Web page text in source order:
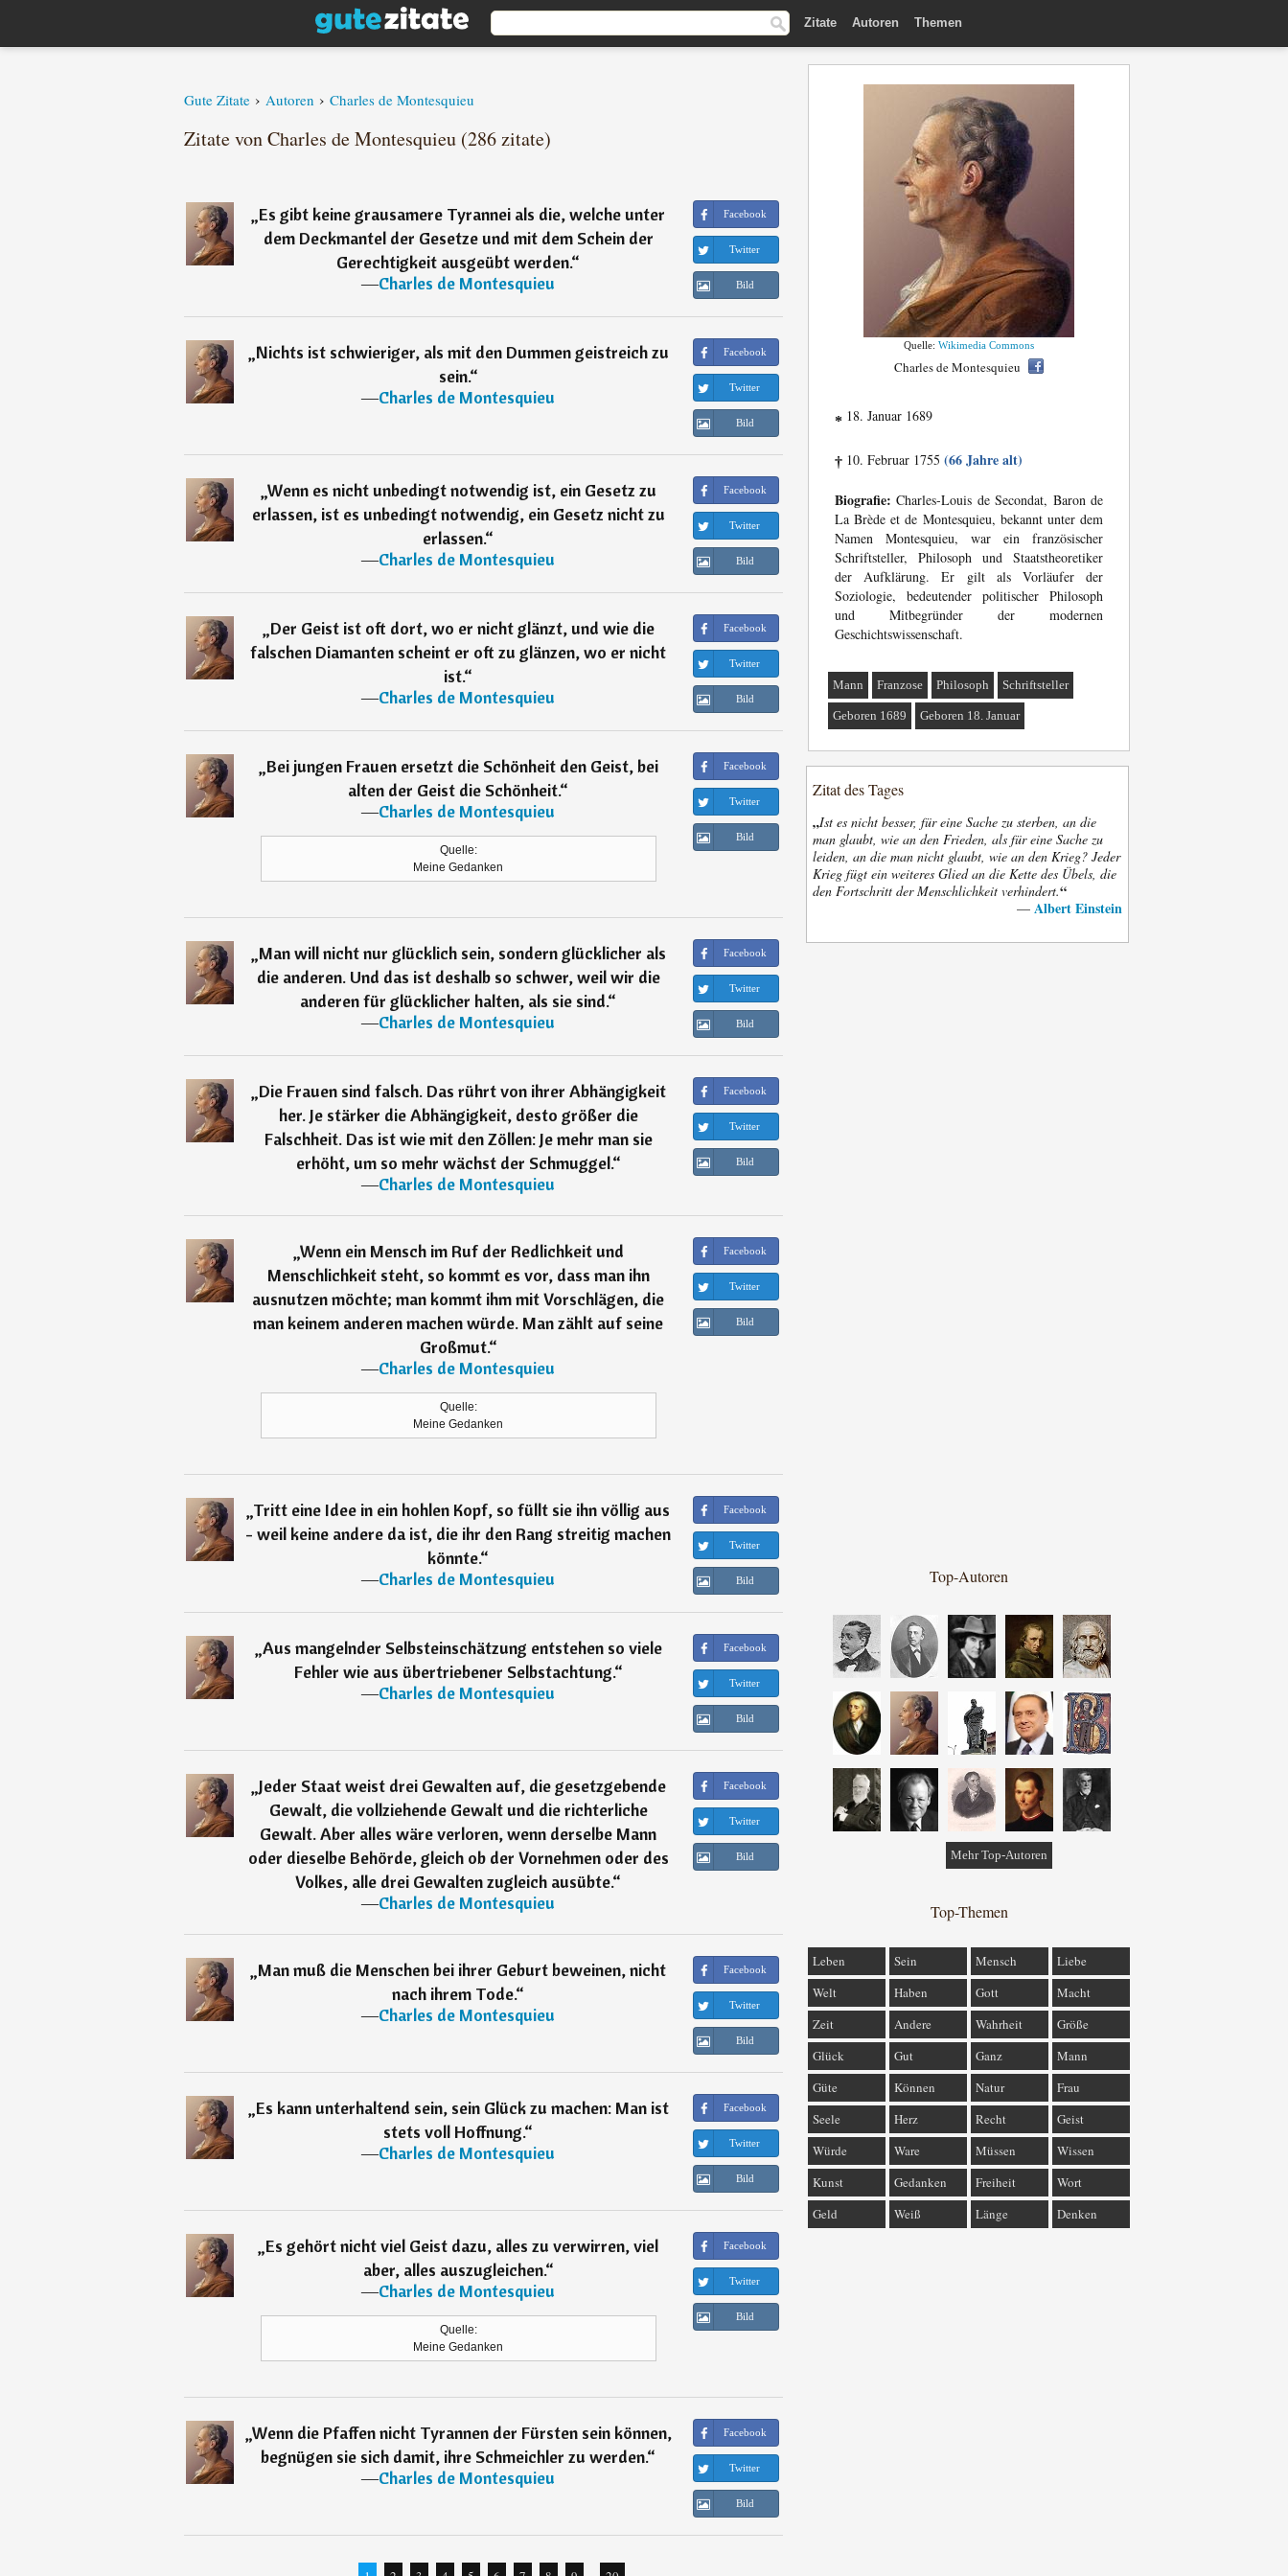
Zitate Autoren Themen
Gute Zitate › Autoren › Charles de Montesquieu
Zitate von Charles de Montesquieu (286 zitate)
„Es gibt keine grausamere Tyrannei als die, welche unter
dem Deckmantel der Gesetze und mit dem Schein der
Gerechtigkeit ausgeübt werden.“
―Charles de Montesquieu
Facebook
Twitter
Bild
„Nichts ist schwieriger, als mit den Dummen geistreich zu
sein.“
―Charles de Montesquieu
Facebook
Twitter
Bild
„Wenn es nicht unbedingt notwendig ist, ein Gesetz zu
erlassen, ist es unbedingt notwendig, ein Gesetz nicht zu
erlassen.“
―Charles de Montesquieu
Facebook
Twitter
Bild
„Der Geist ist oft dort, wo er nicht glänzt, und wie die
falschen Diamanten scheint er oft zu glänzen, wo er nicht
ist.“
―Charles de Montesquieu
Facebook
Twitter
Bild
„Bei jungen Frauen ersetzt die Schönheit den Geist, bei
alten der Geist die Schönheit.“
―Charles de Montesquieu
Quelle:
Meine Gedanken
Facebook
Twitter
Bild
„Man will nicht nur glücklich sein, sondern glücklicher als
die anderen. Und das ist deshalb so schwer, weil wir die
anderen für glücklicher halten, als sie sind.“
―Charles de Montesquieu
Facebook
Twitter
Bild
„Die Frauen sind falsch. Das rührt von ihrer Abhängigkeit
her. Je stärker die Abhängigkeit, desto größer die
Falschheit. Das ist wie mit den Zöllen: Je mehr man sie
erhöht, um so mehr wächst der Schmuggel.“
―Charles de Montesquieu
Facebook
Twitter
Bild
„Wenn ein Mensch im Ruf der Redlichkeit und
Menschlichkeit steht, so kommt es vor, dass man ihn
ausnutzen möchte; man kommt ihm mit Vorschlägen, die
man keinem anderen machen würde. Man zählt auf seine
Großmut.“
―Charles de Montesquieu
Quelle:
Meine Gedanken
Facebook
Twitter
Bild
„Tritt eine Idee in ein hohlen Kopf, so füllt sie ihn völlig aus
- weil keine andere da ist, die ihr den Rang streitig machen
könnte.“
―Charles de Montesquieu
Facebook
Twitter
Bild
„Aus mangelnder Selbsteinschätzung entstehen so viele
Fehler wie aus übertriebener Selbstachtung.“
―Charles de Montesquieu
Facebook
Twitter
Bild
„Jeder Staat weist drei Gewalten auf, die gesetzgebende
Gewalt, die vollziehende Gewalt und die richterliche
Gewalt. Aber alles wäre verloren, wenn derselbe Mann
oder dieselbe Behörde, gleich ob der Vornehmen oder des
Volkes, alle drei Gewalten zugleich ausübte.“
―Charles de Montesquieu
Facebook
Twitter
Bild
„Man muß die Menschen bei ihrer Geburt beweinen, nicht
nach ihrem Tode.“
―Charles de Montesquieu
Facebook
Twitter
Bild
„Es kann unterhaltend sein, sein Glück zu machen: Man ist
stets voll Hoffnung.“
―Charles de Montesquieu
Facebook
Twitter
Bild
„Es gehört nicht viel Geist dazu, alles zu verwirren, viel
aber, alles auszugleichen.“
―Charles de Montesquieu
Quelle:
Meine Gedanken
Facebook
Twitter
Bild
„Wenn die Pfaffen nicht Tyrannen der Fürsten sein können,
begnügen sie sich damit, ihre Schmeichler zu werden.“
―Charles de Montesquieu
Facebook
Twitter
Bild
Quelle: Wikimedia Commons
Charles de Montesquieu
* 18. Januar 1689
† 10. Februar 1755 (66 Jahre alt)
Biografie: Charles-Louis de Secondat, Baron de
La Brède et de Montesquieu, bekannt unter dem
Namen Montesquieu, war ein französischer
Schriftsteller, Philosoph und Staatstheoretiker
der Aufklärung. Er gilt als Vorläufer der
Soziologie, bedeutender politischer Philosoph
und Mitbegründer der modernen
Geschichtswissenschaft.
Mann Franzose Philosoph Schriftsteller
Geboren 1689 Geboren 18. Januar
Zitat des Tages
„Ist es nicht besser, für eine Sache zu sterben, an die
man glaubt, wie an den Frieden, als für eine Sache zu
leiden, an die man nicht glaubt, wie an den Krieg? Jeder
Krieg fügt ein weiteres Glied an die Kette des Übels, die
den Fortschritt der Menschlichkeit verhindert.“
— Albert Einstein
Top-Autoren
Mehr Top-Autoren
Top-Themen
Leben Sein Mensch
Liebe
Welt
Haben Gott
Macht
Zeit
Andere Wahrheit
Größe
Glück
Gut Ganz
Mann
Güte
Können Natur
Frau
Seele
Herz Recht
Geist
Würde
Ware Müssen
Wissen
Kunst
Gedanken Freiheit
Wort
Geld
Weiß Länge Denken